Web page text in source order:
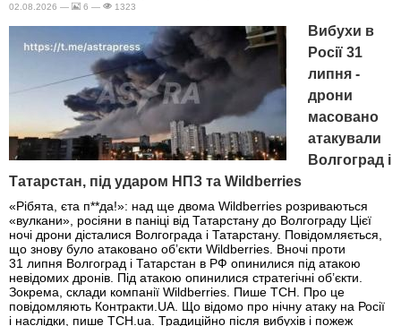
02.08.2026 — 6 — 1323
Вибухи в
Росії 31
липня -
дрони
масовано
атакували
Волгоград і
Татарстан, під ударом НПЗ та Wildberries
«Рібята, єта п**да!»: над ще двома Wildberries розриваються
«вулкани», росіяни в паніці від Татарстану до Волгограду Цієї
ночі дрони дісталися Волгограда і Татарстану. Повідомляється,
що знову було атаковано об’єкти Wildberries. Вночі проти
31 липня Волгоград і Татарстан в РФ опинилися під атакою
невідомих дронів. Під атакою опинилися стратегічні об’єкти.
Зокрема, склади компанії Wildberries. Пише ТСН. Про це
повідомляють Контракти.UA. Що відомо про нічну атаку на Росії
і наслідки, пише ТСН.ua. Традиційно після вибухів і пожеж